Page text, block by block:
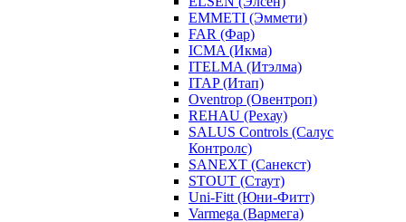
EMMETI (Эммети)
FAR (Фар)
ICMA (Икма)
ITELMA (Итэлма)
ITAP (Итап)
Oventrop (Овентроп)
REHAU (Рехау)
SALUS Controls (Салус
Контролс)
SANEXT (Санекст)
STOUT (Стаут)
Uni-Fitt (Юни-Фитт)
Varmega (Вармега)